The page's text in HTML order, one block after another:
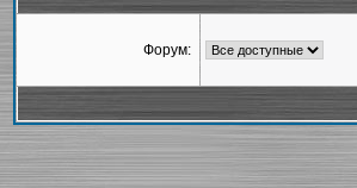
Форум: